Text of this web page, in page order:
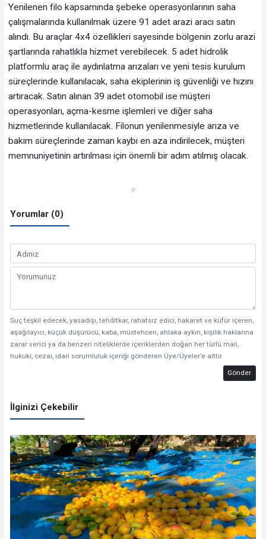
Yenilenen filo kapsamında şebeke operasyonlarının saha
çalışmalarında kullanılmak üzere 91 adet arazi aracı satın
alındı. Bu araçlar 4x4 özellikleri sayesinde bölgenin zorlu arazi
şartlarında rahatlıkla hizmet verebilecek. 5 adet hidrolik
platformlu araç ile aydınlatma arızaları ve yeni tesis kurulum
süreçlerinde kullanılacak, saha ekiplerinin iş güvenliği ve hızını
artıracak. Satın alınan 39 adet otomobil ise müşteri
operasyonları, açma-kesme işlemleri ve diğer saha
hizmetlerinde kullanılacak. Filonun yenilenmesiyle arıza ve
bakım süreçlerinde zaman kaybı en aza indirilecek, müşteri
memnuniyetinin artırılması için önemli bir adım atılmış olacak.
#
Yorumlar (0)
Suç teşkil edecek, yasadışı, tehditkar, rahatsız edici, hakaret ve küfür içeren,
aşağılayıcı, küçük düşürücü, kaba, müstehcen, ahlaka aykırı, kişilik haklarına
zarar verici ya da benzeri niteliklerde içeriklerden doğan her türlü mali,
hukuki, cezai, idari sorumluluk içeriği gönderen Üye/Üyeler’e aittir.
Gönder
İlginizi Çekebilir